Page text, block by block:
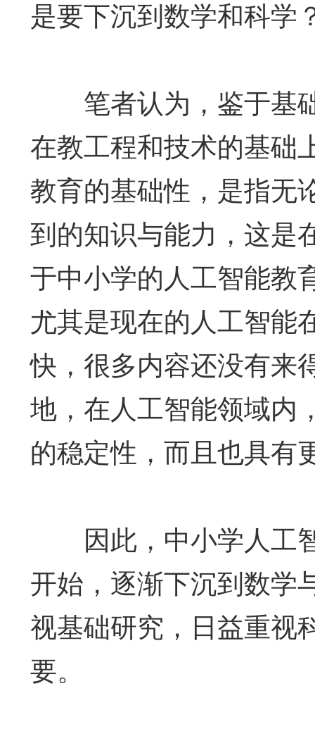
是要下沉到数学和科学
笔者认为，鉴于基
在教工程和技术的基础
教育的基础性，是指无
到的知识与能力，这是
于中小学的人工智能教
尤其是现在的人工智能
快，很多内容还没有来
地，在人工智能领域内
的稳定性，而且也具有
因此，中小学人工
开始，逐渐下沉到数学
视基础研究，日益重视
要。